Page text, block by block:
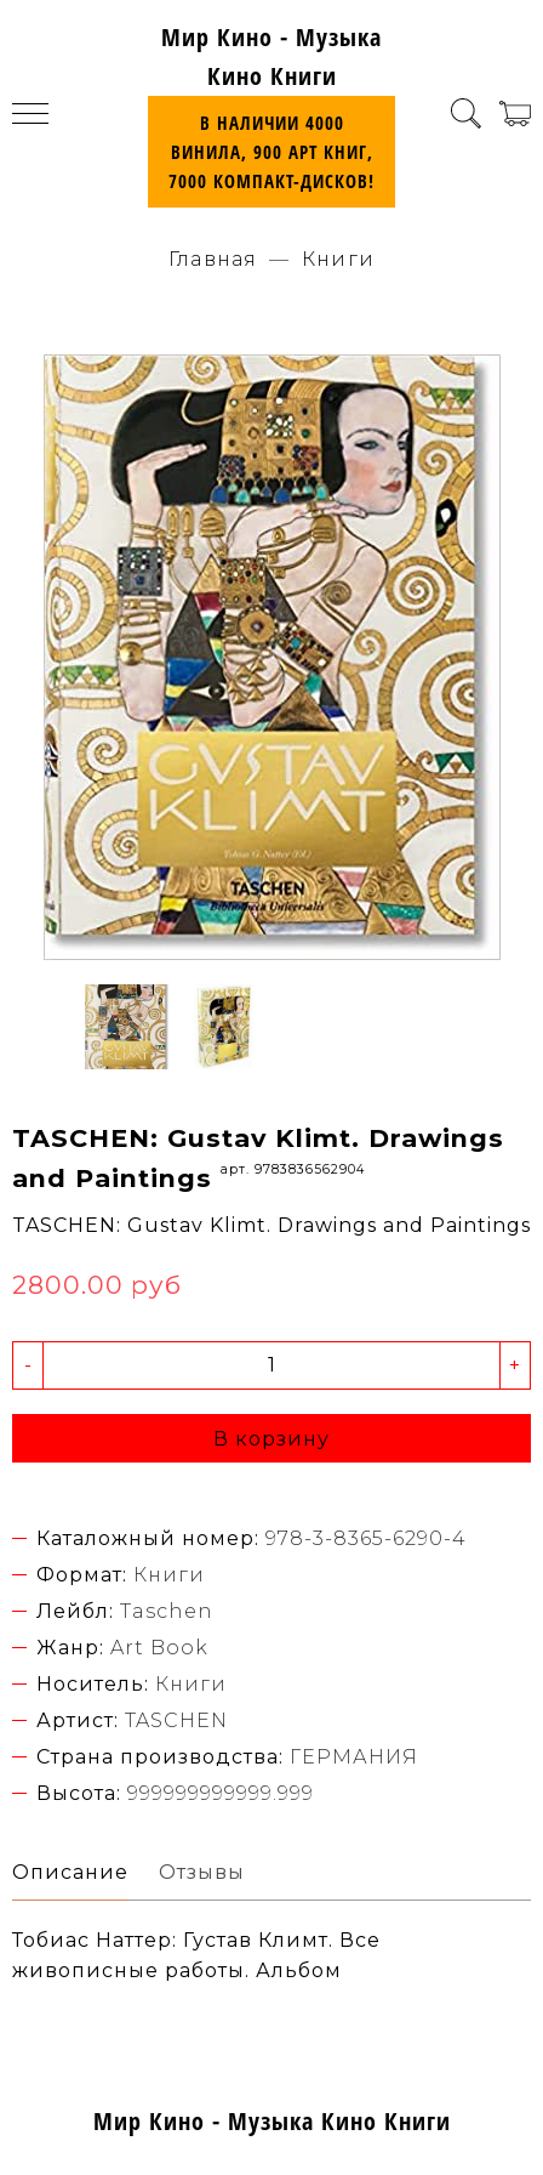
Мир Кино - Музыка
Кино Книги
В НАЛИЧИИ 4000
ВИНИЛА, 900 АРТ КНИГ,
7000 КОМПАКТ-ДИСКОВ!
Главная Книги
TASCHEN: Gustav Klimt. Drawings
and Paintings
арт. 9783836562904
TASCHEN: Gustav Klimt. Drawings and Paintings
2800.00 руб
- +
В корзину
Каталожный номер: 978-3-8365-6290-4
Формат: Книги
Лейбл: Taschen
Жанр: Art Book
Носитель: Книги
Артист: TASCHEN
Страна производства: ГЕРМАНИЯ
Высота: 999999999999.999
Описание Отзывы
Тобиас Наттер: Густав Климт. Все
живописные работы. Альбом
Мир Кино - Музыка Кино Книги